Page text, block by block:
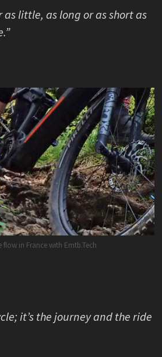
as little, as long or as short as
flow in France with Emtb.Tech
it’s the journey and the ride